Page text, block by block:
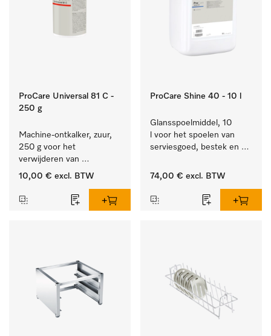
ProCare Universal 81 C -
250 g
Machine-ontkalker, zuur,
250 g voor het
verwijderen van
hardnekkige kalkaanslag.
10,00 € excl. BTW
ProCare Shine 40 - 10 l
Glansspoelmiddel, 10
l voor het spoelen van
serviesgoed, bestek en
74,00 € excl. BTW